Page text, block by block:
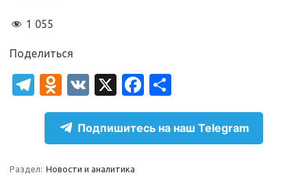
1 055
Поделиться
T
el
gr
a
O
d
n
o
kl
V
K
X
Fa
c
e
b
т
п
р
Подпишитесь на наш Telegram
Раздел: Новости и аналитика